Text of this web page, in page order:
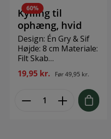
forsvarligt i den dertil
indrettet kurv, når du
vasker dit bestik i
opvaskemaskinen.
Mix ikke forskellige
materialer (rustfri
kobbernikkel,
opvask, da dit nye
bestik kan blive
60%
Kylling til
ophæng, hvid
Design: Én Gry & Sif
Højde: 8 cm Materiale:
Filt Skab
påskestemning i
vinduet med denne
kylling i filt fra Én Gry
19,95 kr. Før49,95 kr.